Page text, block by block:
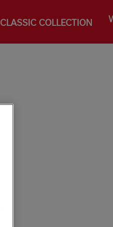
CLASSIC COLLECTION